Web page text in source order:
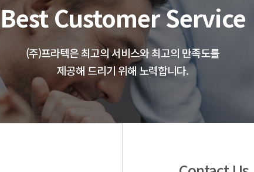
Best Customer Service
(주)프라텍은 최고의 서비스와 최고의 만족도를
제공해 드리기 위해 노력합니다.